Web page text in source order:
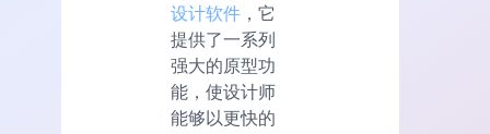
设计软件 ，它
提供了一系列
强大的原型功
能，使设计师
能够以更快的